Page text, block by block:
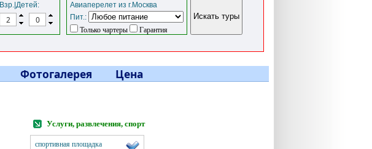
Взр.|Детей:
Авиаперелет из г.Москва
Пит.:
Только чартеры
Гарантия
Фотогалерея Цена
Услуги, развлечения, спорт
спортивная площадка